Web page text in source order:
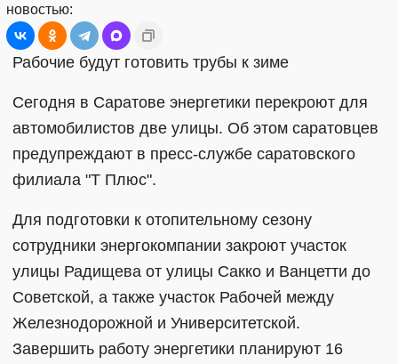
новостью:
Рабочие будут готовить трубы к зиме
Сегодня в Саратове энергетики перекроют для
автомобилистов две улицы. Об этом саратовцев
предупреждают в пресс-службе саратовского
филиала "Т Плюс".
Для подготовки к отопительному сезону
сотрудники энергокомпании закроют участок
улицы Радищева от улицы Сакко и Ванцетти до
Советской, а также участок Рабочей между
Железнодорожной и Университетской.
Завершить работу энергетики планируют 16